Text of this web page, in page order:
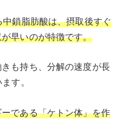
鎖脂肪酸は、摂取後すぐ
早いのが特徴です。
も持ち、分解の速度が長
す。
である「ケトン体」を作